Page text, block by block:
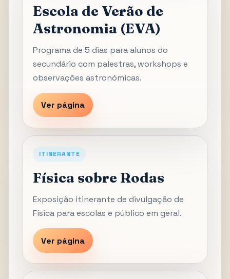
Escola de Verão de
Astronomia (EVA)
Programa de 5 dias para alunos do
secundário com palestras, workshops e
observações astronómicas.
Ver página
ITINERANTE
Física sobre Rodas
Exposição itinerante de divulgação de
Física para escolas e público em geral.
Ver página